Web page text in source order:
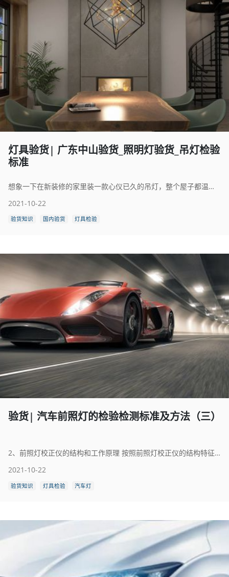
灯具验货| 广东中山验货_照明灯验货_吊灯检验
标准
想象一下在新装修的家里装一款心仪已久的吊灯，整个屋子都温暖起来了。 这些典雅温馨的吊灯是如何验货的，吊灯的检验标准是怎么样的？
2021-10-22
验货知识 国内验货 灯具检验
验货| 汽车前照灯的检验检测标准及方法（三）
2、前照灯校正仪的结构和工作原理 按照前照灯校正仪的结构特征与测量方法不同，常用汽车前照灯校正仪可分为聚光式、 ...
2021-10-22
验货知识 灯具检验 汽车灯